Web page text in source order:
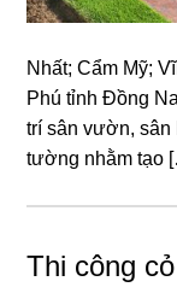
Nhất; Cẩm Mỹ;
Phú tỉnh Đồng
trí sân vườn, sân
tường nhằm tạo
Thi công